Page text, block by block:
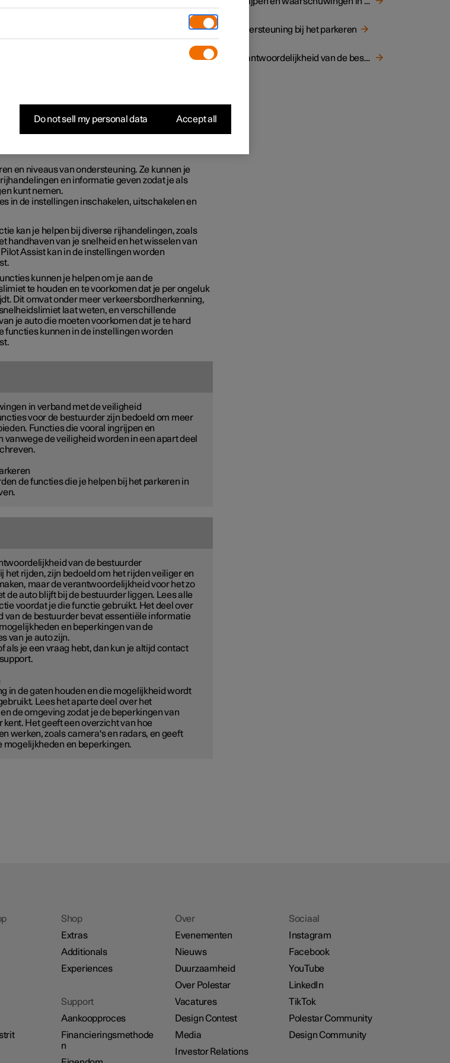
en niveaus van ondersteuning. Ze kunnen je
en informatie geven zodat je als
kunt nemen.
in de instellingen inschakelen, uitschakelen en
kan je helpen bij diverse rijhandelingen, zoals
handhaven van je snelheid en het wisselen van
Assist kan in de instellingen worden
kunnen je helpen om je aan de
te houden en te voorkomen dat je per ongeluk
Dit omvat onder meer verkeersbordherkenning,
laat weten, en verschillende
je auto die moeten voorkomen dat je te hard
functies kunnen in de instellingen worden
in verband met de veiligheid
voor de bestuurder zijn bedoeld om meer
Functies die vooral ingrijpen en
de veiligheid worden in een apart deel
de functies die je helpen bij het parkeren in
van de bestuurder
het rijden, zijn bedoeld om het rijden veiliger en
maar de verantwoordelijkheid voor het zo
de auto blijft bij de bestuurder liggen. Lees alle
voordat je die functie gebruikt. Het deel over
van de bestuurder bevat essentiële informatie
en beperkingen van de
van je auto zijn.
als je een vraag hebt, dan kun je altijd contact
in de gaten houden en die mogelijkheid wordt
Lees het aparte deel over het
de omgeving zodat je de beperkingen van
Het geeft een overzicht van hoe
werken, zoals camera's en radars, en geeft
mogelijkheden en beperkingen.
Ondersteuning bij het parkeren
Verantwoordelijkheid van de bestuurder
Shop
Extras
Additionals
Experiences
Support
Aankoopproces
Financieringsmethode
n
Over
Evenementen
Nieuws
Duurzaamheid
Over Polestar
Vacatures
Design Contest
Media
Investor Relations
Sociaal
Instagram
Facebook
YouTube
LinkedIn
TikTok
Polestar Community
Design Community
Do not sell my personal data Accept all